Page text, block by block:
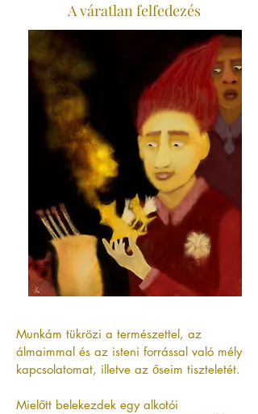
A váratlan felfedezés
Munkám tükrözi a természettel, az
álmaimmal és az isteni forrással való mély
kapcsolatomat, illetve az őseim tiszteletét.
Mielőtt belekezdek egy alkotói